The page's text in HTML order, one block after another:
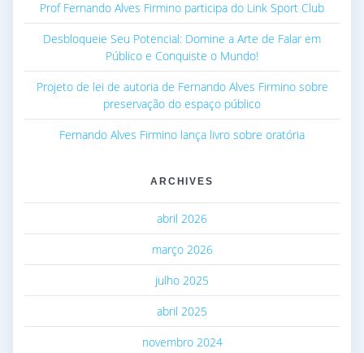
Prof Fernando Alves Firmino participa do Link Sport Club
Desbloqueie Seu Potencial: Domine a Arte de Falar em
Público e Conquiste o Mundo!
Projeto de lei de autoria de Fernando Alves Firmino sobre
preservação do espaço público
Fernando Alves Firmino lança livro sobre oratória
ARCHIVES
abril 2026
março 2026
julho 2025
abril 2025
novembro 2024